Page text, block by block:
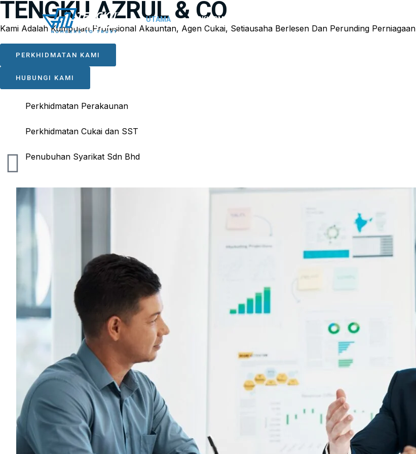
UTAMA PERKHIDMATAN
TENGKU AZRUL & CO
Kami Adalah Kumpulan Profesional Akauntan, Agen Cukai, Setiausaha Berlesen Dan Perunding Perniagaan
PERKHIDMATAN KAMI
HUBUNGI KAMI
Perkhidmatan Perakaunan
Perkhidmatan Cukai dan SST
Penubuhan Syarikat Sdn Bhd